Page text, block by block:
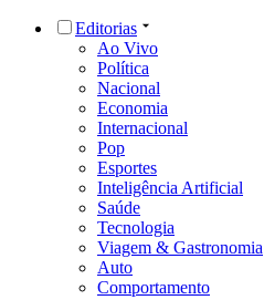
Editorias
Ao Vivo
Política
Nacional
Economia
Internacional
Pop
Esportes
Inteligência Artificial
Saúde
Tecnologia
Viagem & Gastronomia
Auto
Comportamento